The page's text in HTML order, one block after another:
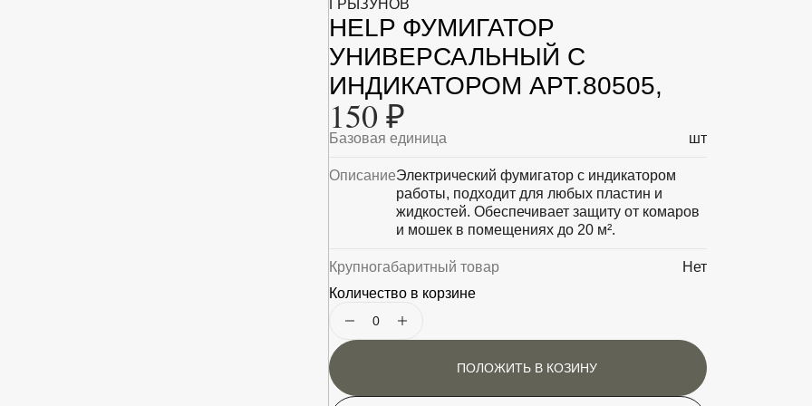
ГРЫЗУНОВ
HELP ФУМИГАТОР
УНИВЕРСАЛЬНЫЙ С
ИНДИКАТОРОМ АРТ.80505,
150 ₽
Базовая единица шт
ОписаниеЭлектрический фумигатор с индикатором
работы, подходит для любых пластин и
жидкостей. Обеспечивает защиту от комаров
и мошек в помещениях до 20 м².
Крупногабаритный товар
Нет
Количество в корзине
ПОЛОЖИТЬ В КОЗИНУ